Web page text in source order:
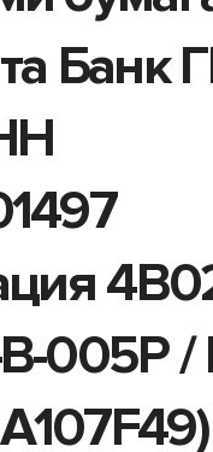
Банк
005P /